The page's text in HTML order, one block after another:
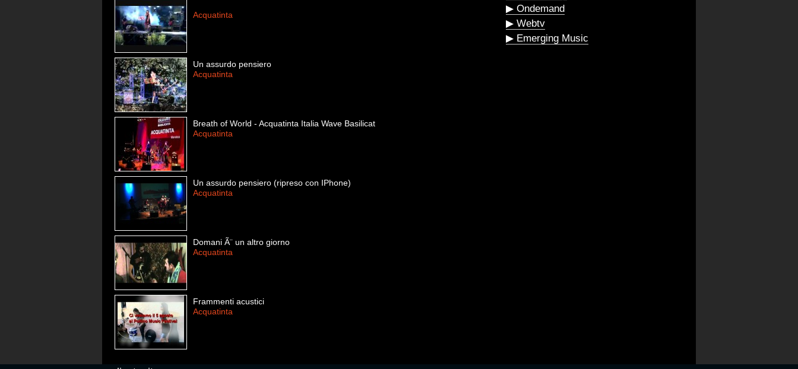
Acquatinta
Un assurdo pensiero
Acquatinta
Breath of World - Acquatinta Italia Wave Basilicat
Acquatinta
Un assurdo pensiero (ripreso con IPhone)
Acquatinta
Domani Ã¨ un altro giorno
Acquatinta
Frammenti acustici
Acquatinta
▶ Ondemand
▶ Webtv
▶ Emerging Music